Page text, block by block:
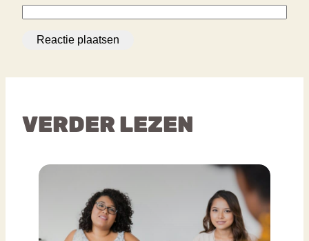
VERDER LEZEN